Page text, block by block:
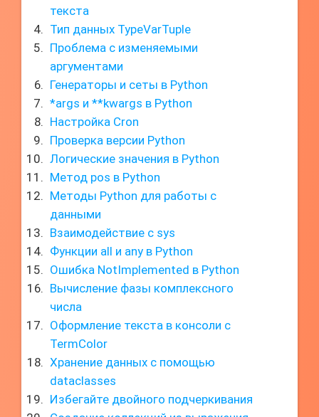
текста
Тип данных TypeVarTuple
Проблема с изменяемыми
аргументами
Генераторы и сеты в Python
*args и **kwargs в Python
Настройка Cron
Проверка версии Python
Логические значения в Python
Метод pos в Python
Методы Python для работы с
данными
Взаимодействие с sys
Функции all и any в Python
Ошибка NotImplemented в Python
Вычисление фазы комплексного
числа
Оформление текста в консоли с
TermColor
Хранение данных с помощью
dataclasses
Избегайте двойного подчеркивания